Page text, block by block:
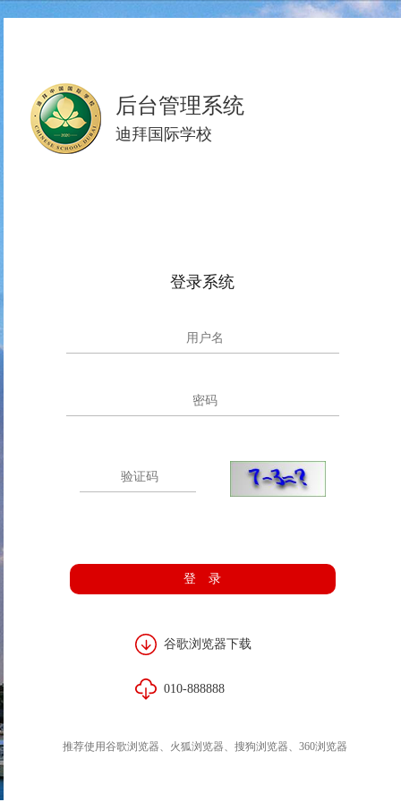
后台管理系统
迪拜国际学校
登录系统
登 录
谷歌浏览器下载
010-888888
推荐使用谷歌浏览器、火狐浏览器、搜狗浏览器、360浏览器